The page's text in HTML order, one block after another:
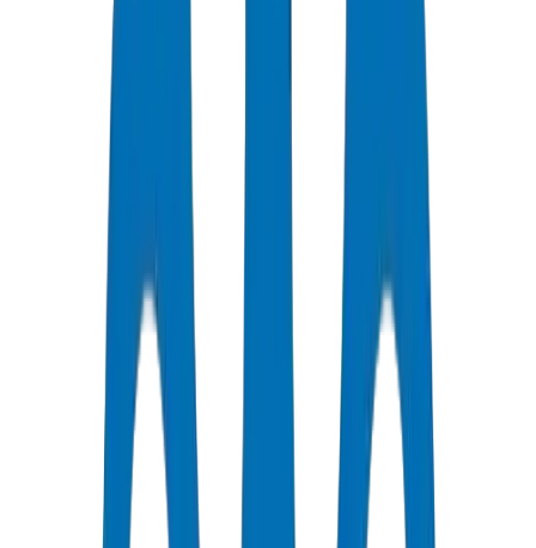
Les produits Crown UPVC Pipes / Fittings ont un coefficient de
dilatation thermique linéaire de 0,06 mm/m·K — vérifié au
laboratoire de contrôle qualité de notre usine UAQ. C'est 3,3×
inférieur au HDPE (0,20 mm/m·K) et 2,5× inférieur au PP-R (0,15